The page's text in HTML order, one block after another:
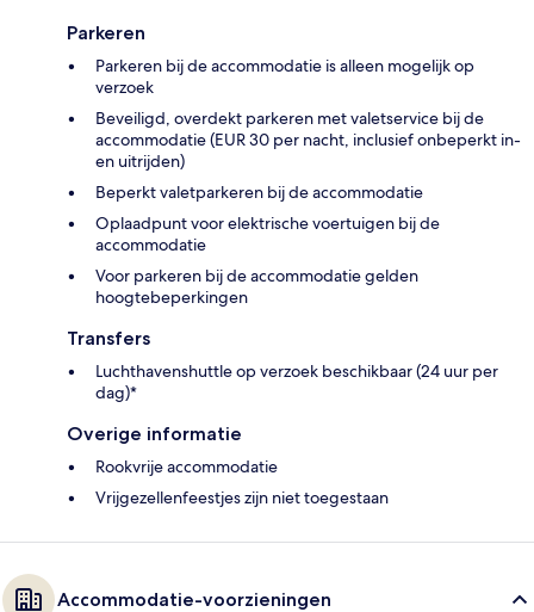
Parkeren
Parkeren bij de accommodatie is alleen mogelijk op
verzoek
Beveiligd, overdekt parkeren met valetservice bij de
accommodatie (EUR 30 per nacht, inclusief onbeperkt in-
en uitrijden)
Beperkt valetparkeren bij de accommodatie
Oplaadpunt voor elektrische voertuigen bij de
accommodatie
Voor parkeren bij de accommodatie gelden
hoogtebeperkingen
Transfers
Luchthavenshuttle op verzoek beschikbaar (24 uur per
dag)*
Overige informatie
Rookvrije accommodatie
Vrijgezellenfeestjes zijn niet toegestaan
Accommodatie-voorzieningen